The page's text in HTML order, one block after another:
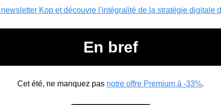
Kop et découvre l'intégralité de la stratégie digitale
En bref
Cet été, ne manquez pas notre offre Premium à -33%.